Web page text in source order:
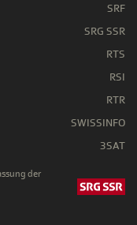
SRF
SRG SSR
RTS
RSI
RTR
SWISSINFO
3SAT
der